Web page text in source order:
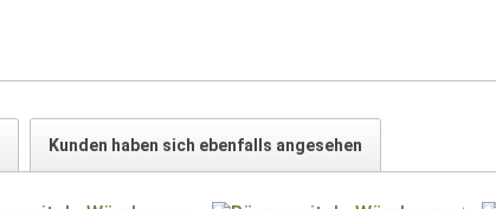
Kunden haben sich ebenfalls angesehen